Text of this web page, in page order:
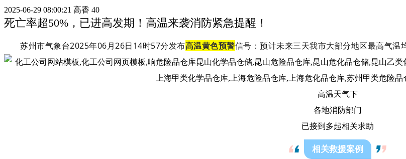
2025-06-29 08:00:21 高香 40
死亡率超50%，已进高发期！高温来袭消防紧急提醒！
苏州市气象台2025年06月26日14时57分发布高温黄色预警信号：预计未来三天我市大部分地区最高气
高温天气下
各地消防部门
已接到多起相关求助
相关救援案例